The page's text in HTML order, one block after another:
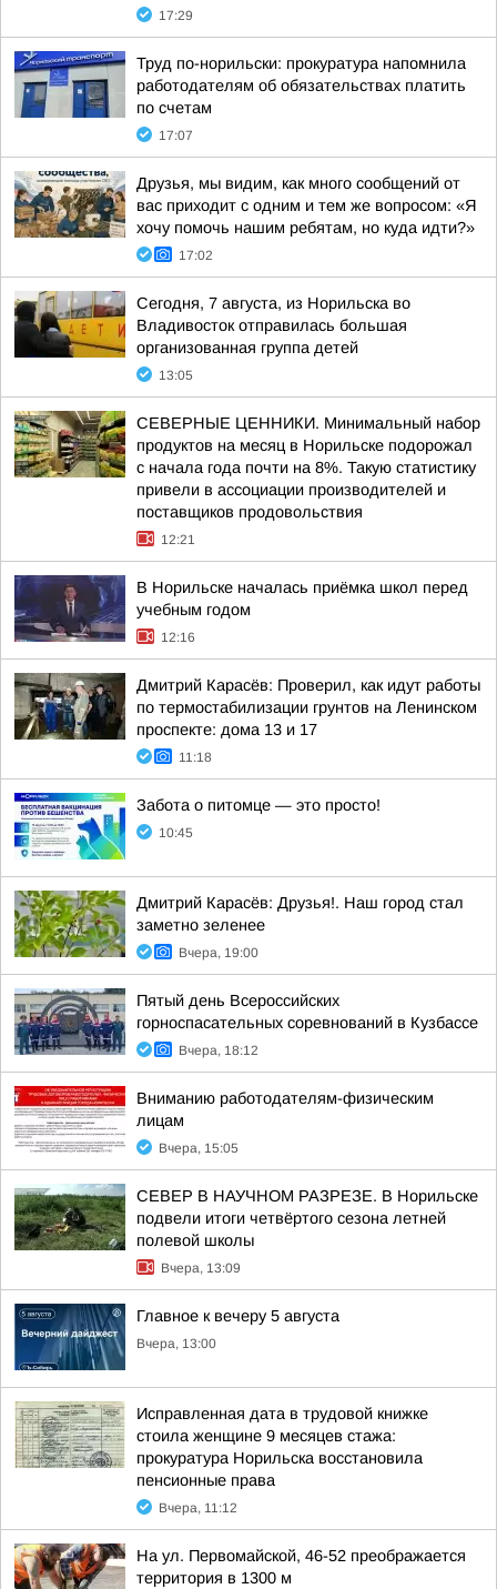
17:29
Труд по-норильски: прокуратура напомнила
работодателям об обязательствах платить
по счетам
17:07
Друзья, мы видим, как много сообщений от
вас приходит с одним и тем же вопросом: «Я
хочу помочь нашим ребятам, но куда идти?»
17:02
Сегодня, 7 августа, из Норильска во
Владивосток отправилась большая
организованная группа детей
13:05
СЕВЕРНЫЕ ЦЕННИКИ. Минимальный набор
продуктов на месяц в Норильске подорожал
с начала года почти на 8%. Такую статистику
привели в ассоциации производителей и
поставщиков продовольствия
12:21
В Норильске началась приёмка школ перед
учебным годом
12:16
Дмитрий Карасёв: Проверил, как идут работы
по термостабилизации грунтов на Ленинском
проспекте: дома 13 и 17
11:18
Забота о питомце — это просто!
10:45
Дмитрий Карасёв: Друзья!. Наш город стал
заметно зеленее
Вчера, 19:00
Пятый день Всероссийских
горноспасательных соревнований в Кузбассе
Вчера, 18:12
Вниманию работодателям-физическим
лицам
Вчера, 15:05
СЕВЕР В НАУЧНОМ РАЗРЕЗЕ. В Норильске
подвели итоги четвёртого сезона летней
полевой школы
Вчера, 13:09
Главное к вечеру 5 августа
Вчера, 13:00
Исправленная дата в трудовой книжке
стоила женщине 9 месяцев стажа:
прокуратура Норильска восстановила
пенсионные права
Вчера, 11:12
На ул. Первомайской, 46-52 преображается
территория в 1300 м